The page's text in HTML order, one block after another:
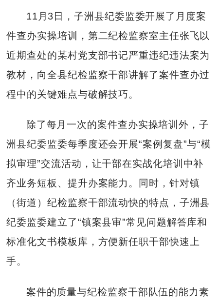
11月3日，子洲县纪委监委开展了月度案
件查办实操培训，第二纪检监察室主任张飞以
近期查处的某村党支部书记严重违纪违法案为
教材，向全县纪检监察干部讲解了案件查办过
程中的关键难点与破解技巧。
除了每月一次的案件查办实操培训外，子
洲县纪委监委每季度还会开展“案例复盘”与“模
拟审理”交流活动，让干部在实战化培训中补
齐业务短板、提升办案能力。同时，针对镇
（街道）纪检监察干部流动快的特点，子洲县
纪委监委建立了“镇案县审”常见问题解答库和
标准化文书模板库，方便新任职干部快速上
手。
案件的质量与纪检监察干部队伍的能力素